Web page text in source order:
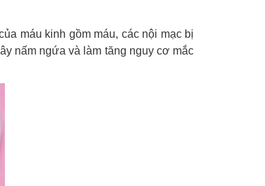
máu kinh gồm máu, các nội mạc bị
nấm ngứa và làm tăng nguy cơ mắc